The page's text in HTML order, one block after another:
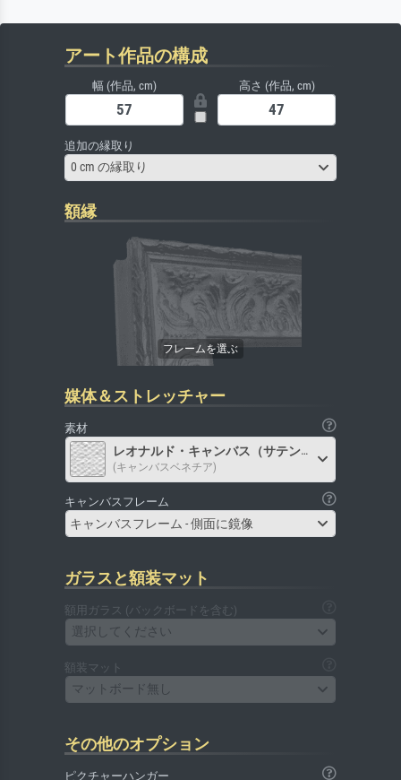
アート作品の構成
幅 (作品, cm) 高さ (作品, cm)
追加の縁取り
0 cm の縁取り
額縁
媒体＆ストレッチャー
素材
レオナルド・キャンバス（サテン）
(キャンバスベネチア)
キャンバスフレーム
キャンバスフレーム - 側面に鏡像
ガラスと額装マット
額用ガラス (バックボードを含む)
選択してください
額装マット
マットボード無し
その他のオプション
ピクチャーハンガー